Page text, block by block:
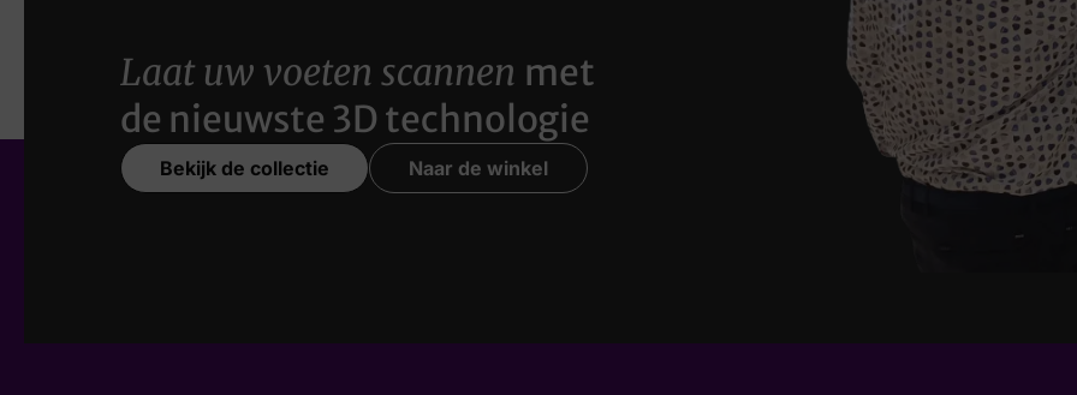
Laat uw voeten scannen met
de nieuwste 3D technologie
Bekijk de collectie Naar de winkel